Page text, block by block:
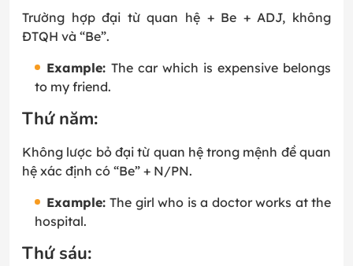
Trường hợp đại từ quan hệ + Be + ADJ, không
ĐTQH và “Be”.
Example: The car which is expensive belongs
to my friend.
Thứ năm:
Không lược bỏ đại từ quan hệ trong mệnh đề quan
hệ xác định có “Be” + N/PN.
Example:The girl who is a doctor works at the
hospital.
Thứ sáu: